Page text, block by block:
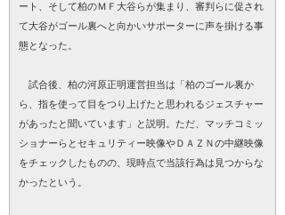
ート、そして柏のＭＦ大谷らが集まり、審判らに促され
て大谷がゴール裏へと向かいサポーターに声を掛ける事
態となった。
試合後、柏の河原正明運営担当は「柏のゴール裏か
ら、指を使って目をつり上げたと思われるジェスチャー
があったと聞いています」と説明。ただ、マッチコミッ
ショナーらとセキュリティー映像やＤＡＺＮの中継映像
をチェックしたものの、現時点で当該行為は見つからな
かったという。